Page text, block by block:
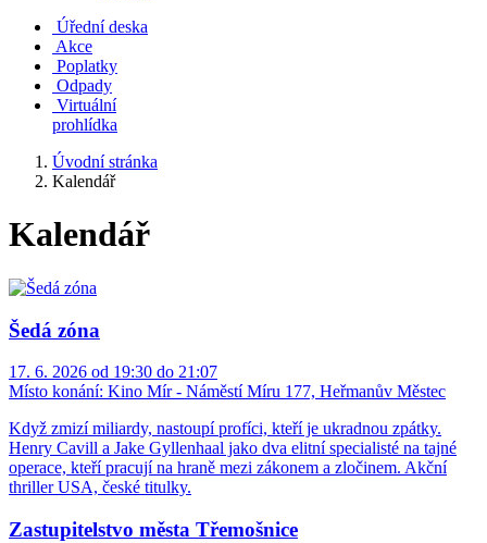
Úřední deska
Akce
Poplatky
Odpady
Virtuální
prohlídka
Úvodní stránka
Kalendář
Kalendář
Šedá zóna
17. 6. 2026 od 19:30 do 21:07
Místo konání: Kino Mír - Náměstí Míru 177, Heřmanův Městec
Když zmizí miliardy, nastoupí profíci, kteří je ukradnou zpátky.
Henry Cavill a Jake Gyllenhaal jako dva elitní specialisté na tajné
operace, kteří pracují na hraně mezi zákonem a zločinem. Akční
thriller USA, české titulky.
Zastupitelstvo města Třemošnice